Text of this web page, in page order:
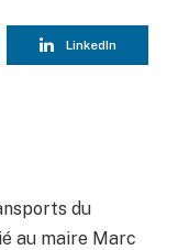
LinkedIn
du
au maire Marc